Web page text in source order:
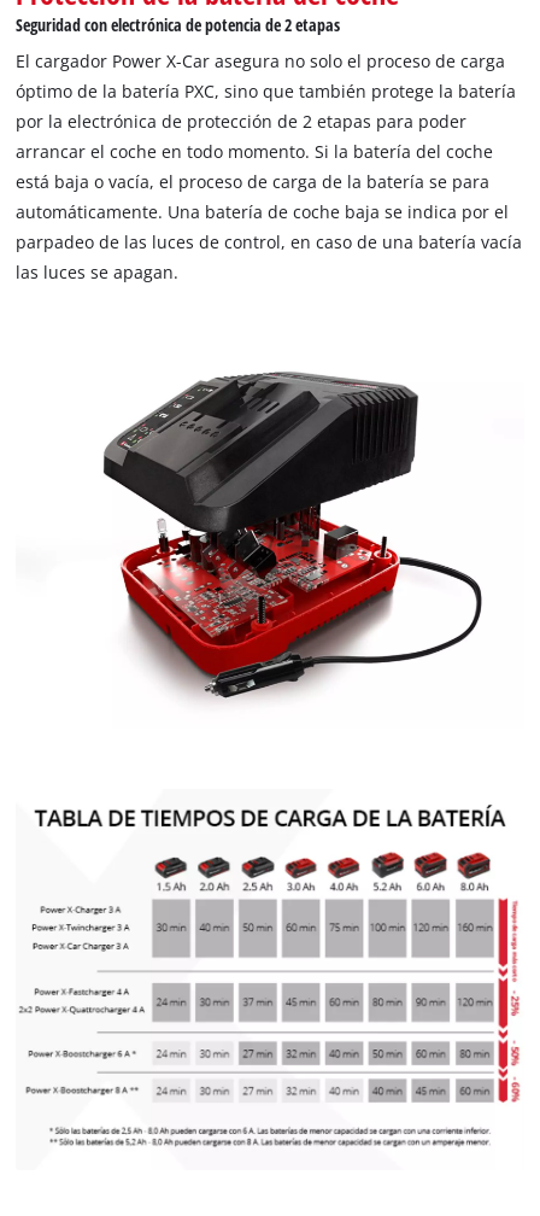
cargar el servicio Google Maps!
This content is not permitted to load due
to trackers that are not disclosed to the
visitor. The website owner needs to setup
the site with their CMP to add this content
to the list of technologies used.
Usercentrics Consent
Management Platform
Seguridad con electrónica de potencia de 2 etapas
El cargador Power X-Car asegura no solo el proceso de carga
óptimo de la batería PXC, sino que también protege la batería
por la electrónica de protección de 2 etapas para poder
arrancar el coche en todo momento. Si la batería del coche
está baja o vacía, el proceso de carga de la batería se para
automáticamente. Una batería de coche baja se indica por el
parpadeo de las luces de control, en caso de una batería vacía
las luces se apagan.